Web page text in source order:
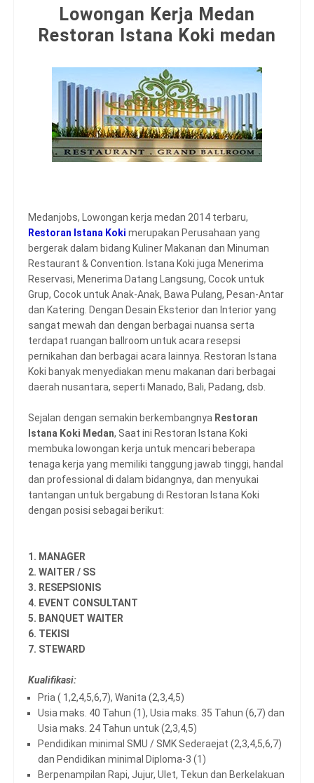
Lowongan Kerja Medan
Restoran Istana Koki medan
Medanjobs, Lowongan kerja medan 2014 terbaru,
Restoran Istana Koki merupakan Perusahaan yang
bergerak dalam bidang Kuliner Makanan dan Minuman
Restaurant & Convention. Istana Koki juga Menerima
Reservasi, Menerima Datang Langsung, Cocok untuk
Grup, Cocok untuk Anak-Anak, Bawa Pulang, Pesan-Antar
dan Katering. Dengan Desain Eksterior dan Interior yang
sangat mewah dan dengan berbagai nuansa serta
terdapat ruangan ballroom untuk acara resepsi
pernikahan dan berbagai acara lainnya. Restoran Istana
Koki banyak menyediakan menu makanan dari berbagai
daerah nusantara, seperti Manado, Bali, Padang, dsb.
Sejalan dengan semakin berkembangnya Restoran
Istana Koki Medan, Saat ini Restoran Istana Koki
membuka lowongan kerja untuk mencari beberapa
tenaga kerja yang memiliki tanggung jawab tinggi, handal
dan professional di dalam bidangnya, dan menyukai
tantangan untuk bergabung di Restoran Istana Koki
dengan posisi sebagai berikut:
1. MANAGER
2. WAITER / SS
3. RESEPSIONIS
4. EVENT CONSULTANT
5. BANQUET WAITER
6. TEKISI
7. STEWARD
Kualifikasi:
Pria ( 1,2,4,5,6,7), Wanita (2,3,4,5)
Usia maks. 40 Tahun (1), Usia maks. 35 Tahun (6,7) dan
Usia maks. 24 Tahun untuk (2,3,4,5)
Pendidikan minimal SMU / SMK Sederaejat (2,3,4,5,6,7)
dan Pendidikan minimal Diploma-3 (1)
Berpenampilan Rapi, Jujur, Ulet, Tekun dan Berkelakuan